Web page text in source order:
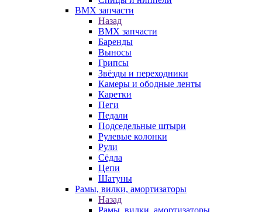
BMX запчасти
Назад
BMX запчасти
Баренды
Выносы
Грипсы
Звёзды и переходники
Камеры и ободные ленты
Каретки
Пеги
Педали
Подседельные штыри
Рулевые колонки
Рули
Сёдла
Цепи
Шатуны
Рамы, вилки, амортизаторы
Назад
Рамы, вилки, амортизаторы